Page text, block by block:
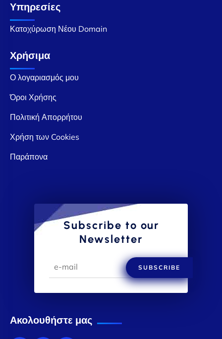
Υπηρεσίες
Κατοχύρωση Νέου Domain
Χρήσιμα
Ο λογαριασμός μου
Όροι Χρήσης
Πολιτική Απορρήτου
Χρήση των Cookies
Παράπονα
Subscribe to our
Newsletter
SUBSCRIBE
Ακολουθήστε μας